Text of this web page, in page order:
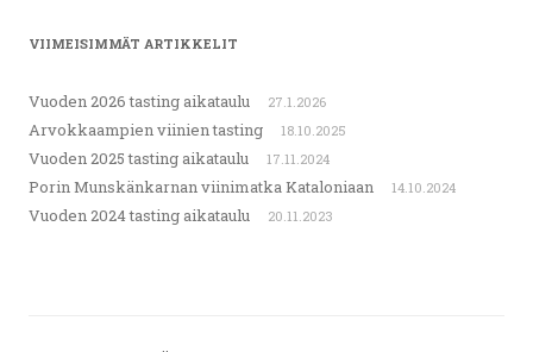
VIIMEISIMMÄT ARTIKKELIT
Vuoden 2026 tasting aikataulu 27.1.2026
Arvokkaampien viinien tasting 18.10.2025
Vuoden 2025 tasting aikataulu 17.11.2024
Porin Munskänkarnan viinimatka Kataloniaan 14.10.2024
Vuoden 2024 tasting aikataulu 20.11.2023